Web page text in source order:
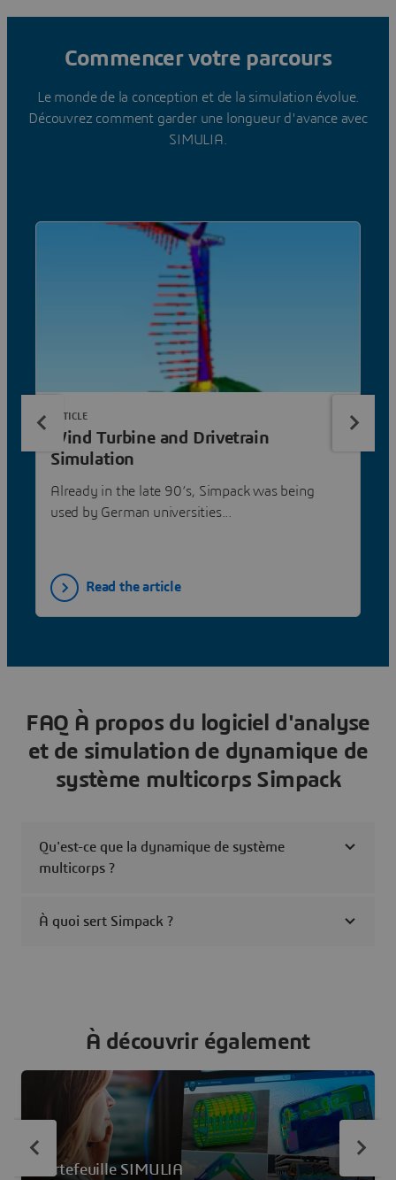
Commencer votre parcours
Le monde de la conception et de la simulation évolue.
Découvrez comment garder une longueur d'avance avec
SIMULIA.
Wind Turbine and Drivetrain
Simulation
Already in the late 90’s, Simpack was being
used by German universities...
ARTICLE
Read the article
FAQ À propos du logiciel d'analyse
et de simulation de dynamique de
système multicorps Simpack
Qu'est-ce que la dynamique de système
multicorps ?
À quoi sert Simpack ?
À découvrir également
Portefeuille SIMULIA